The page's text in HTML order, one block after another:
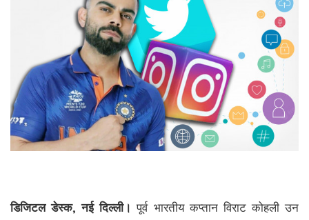
डिजिटल डेस्क, नई दिल्ली। पूर्व भारतीय कप्तान विराट कोहली उन